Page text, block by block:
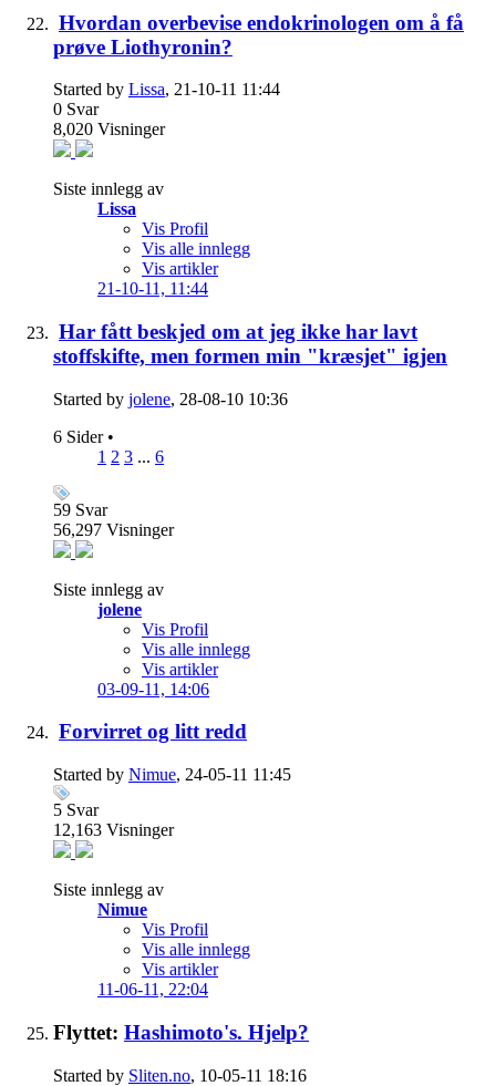
Hvordan overbevise endokrinologen om å få
prøve Liothyronin?
Started by Lissa, 21-10-11 11:44
0 Svar
8,020 Visninger
Siste innlegg av
Lissa
Vis Profil
Vis alle innlegg
Vis artikler
21-10-11, 11:44
Har fått beskjed om at jeg ikke har lavt
stoffskifte, men formen min "kræsjet" igjen
Started by jolene, 28-08-10 10:36
6 Sider •
1 2 3 ... 6
59 Svar
56,297 Visninger
Siste innlegg av
jolene
Vis Profil
Vis alle innlegg
Vis artikler
03-09-11, 14:06
Forvirret og litt redd
Started by Nimue, 24-05-11 11:45
5 Svar
12,163 Visninger
Siste innlegg av
Nimue
Vis Profil
Vis alle innlegg
Vis artikler
11-06-11, 22:04
Flyttet: Hashimoto's. Hjelp?
Started by Sliten.no, 10-05-11 18:16